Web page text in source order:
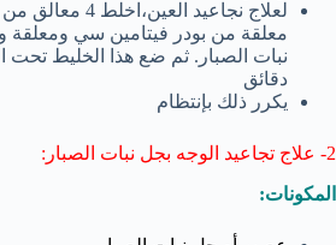
معلقة من بودر فيتامين سي
دقائق
يكرر ذلك بإنتظام
2- علاج تجاعيد الوجه بجل نبات الصبار:
المكونات: